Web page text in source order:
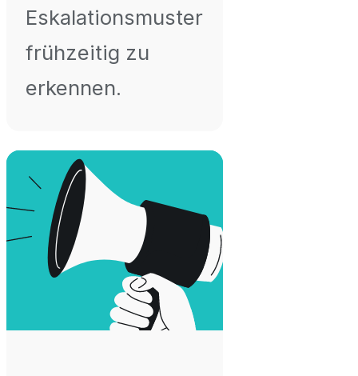
Eskalationsmuster
frühzeitig zu
erkennen.